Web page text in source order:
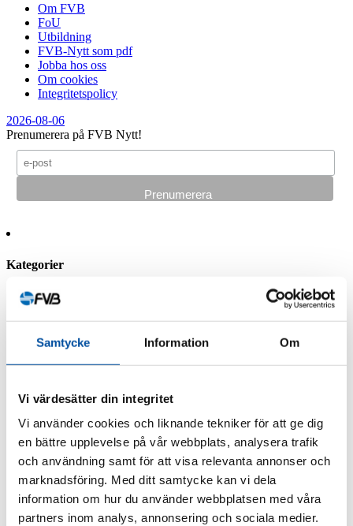
Samtycke Information Om
Vi värdesätter din integritet
Vi använder cookies och liknande tekniker för att ge dig
en bättre upplevelse på vår webbplats, analysera trafik
och användning samt för att visa relevanta annonser och
marknadsföring. Med ditt samtycke kan vi dela
information om hur du använder webbplatsen med våra
partners inom analys, annonsering och sociala medier.
Om FVB
FoU
Utbildning
FVB-Nytt som pdf
Jobba hos oss
Om cookies
Integritetspolicy
2026-08-06
Prenumerera på FVB Nytt!
Kategorier
FVB-Nytt nr 58
FVB-Nytt nr 57
FVB-Nytt nr 56
FVB-Nytt nr 55
FVB-Nytt nr 54
FVB-Nytt nr 53
FVB-Nytt nr 51
FVB-Nytt nr 49
FVB-Nytt nr 48
FVB-Nytt nr 47
FVB-Nytt nr 46
FVB-Nytt nr 45
FVB-Nytt nr 44
FVB-Nytt nr 42